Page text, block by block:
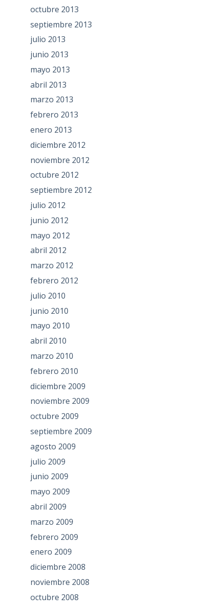
octubre 2013
septiembre 2013
julio 2013
junio 2013
mayo 2013
abril 2013
marzo 2013
febrero 2013
enero 2013
diciembre 2012
noviembre 2012
octubre 2012
septiembre 2012
julio 2012
junio 2012
mayo 2012
abril 2012
marzo 2012
febrero 2012
julio 2010
junio 2010
mayo 2010
abril 2010
marzo 2010
febrero 2010
diciembre 2009
noviembre 2009
octubre 2009
septiembre 2009
agosto 2009
julio 2009
junio 2009
mayo 2009
abril 2009
marzo 2009
febrero 2009
enero 2009
diciembre 2008
noviembre 2008
octubre 2008